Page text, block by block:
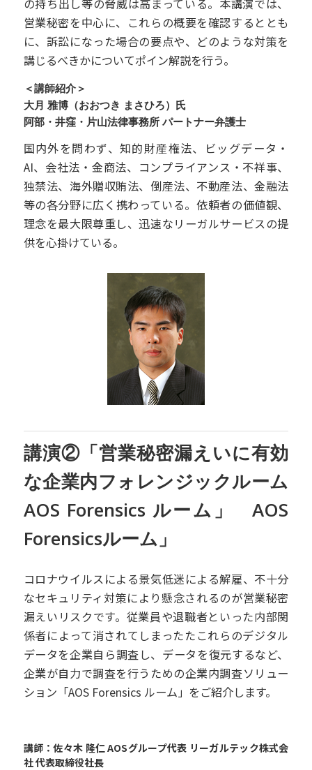
の持ち出し等の脅威は高まっている。本講演では、
営業秘密を中心に、これらの概要を確認するととも
に、訴訟になった場合の要点や、どのような対策を
講じるべきかについてポイン解説を行う。
＜講師紹介＞
大月 雅博（おおつき まさひろ）氏
阿部・井窪・片山法律事務所 パートナー弁護士
国内外を問わず、知的財産権法、ビッグデータ・
AI、会社法・金商法、コンプライアンス・不祥事、
独禁法、海外贈収賄法、倒産法、不動産法、金融法
等の各分野に広く携わっている。依頼者の価値観、
理念を最大限尊重し、迅速なリーガルサービスの提
供を心掛けている。
講演②「営業秘密漏えいに有効
な企業内フォレンジックルーム
AOS Forensics ルーム」
AOS
Forensicsルーム」
コロナウイルスによる景気低迷による解雇、不十分
なセキュリティ対策により懸念されるのが営業秘密
漏えいリスクです。従業員や退職者といった内部関
係者によって消されてしまったたこれらのデジタル
データを企業自ら調査し、データを復元するなど、
企業が自力で調査を行うための企業内調査ソリュー
ション「AOS Forensics ルーム」をご紹介します。
講師：佐々木 隆仁 AOSグループ代表 リーガルテック株式会
社 代表取締役社長